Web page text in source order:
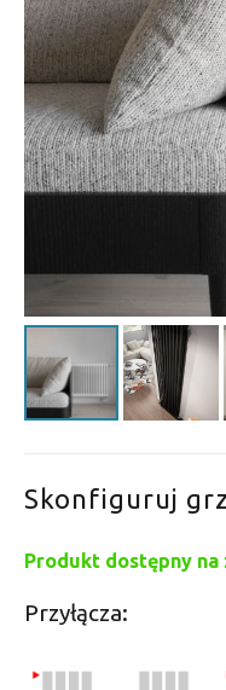
Skonfiguruj
Produkt dostępny na
Przyłącza: